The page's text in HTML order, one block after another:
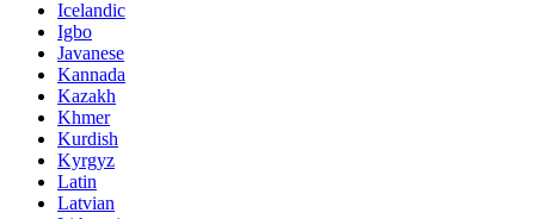
Igbo
Javanese
Kannada
Kazakh
Khmer
Kurdish
Kyrgyz
Latin
Latvian
Lithuanian